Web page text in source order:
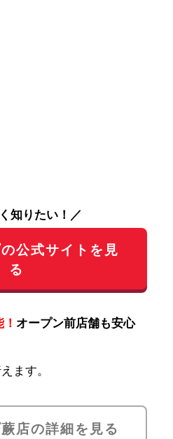
知りたい！／
公式サイトを見
る
オープン前店舗も安心
ます。
店の詳細を見る